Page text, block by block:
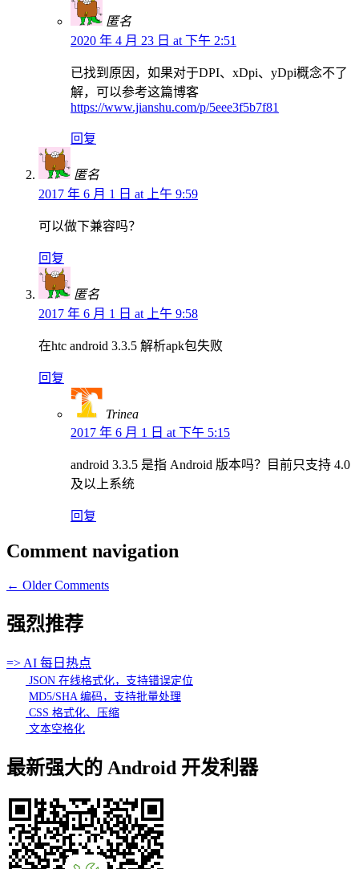
匿名
2020 年 4 月 23 日 at 下午 2:51
已找到原因，如果对于DPI、xDpi、yDpi概念不了
解，可以参考这篇博客
https://www.jianshu.com/p/5eee3f5b7f81
回复
匿名
2017 年 6 月 1 日 at 上午 9:59
可以做下兼容吗？
回复
匿名
2017 年 6 月 1 日 at 上午 9:58
在htc android 3.3.5 解析apk包失败
回复
Trinea
2017 年 6 月 1 日 at 下午 5:15
android 3.3.5 是指 Android 版本吗？目前只支持 4.0
及以上系统
回复
Comment navigation
← Older Comments
强烈推荐
=> AI 每日热点
JSON 在线格式化，支持错误定位
MD5/SHA 编码，支持批量处理
CSS 格式化、压缩
文本空格化
最新强大的 Android 开发利器